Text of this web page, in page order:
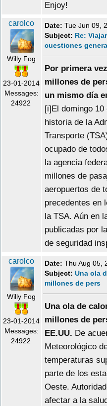
Enjoy!
carolco
Willy Fog
23-01-2014
Messages:
24922
Date: Tue Jun 09,
Subject: Re:
cuestiones
Por primera
millones de
un mismo día
[i]El domingo
historia de la
Transporte
ocupado de
la agencia
millones de
aeropuertos de
precedentes en
la TSA. Aún en
publicadas por
de seguridad
carolco
Willy Fog
23-01-2014
Messages:
24922
Date: Thu Aug 05,
Subject: Una ola
millones de pers
Una ola de
millones de
EE.UU. De
Meteorológico
temperaturas
parte de los
Oeste.
afectar a la